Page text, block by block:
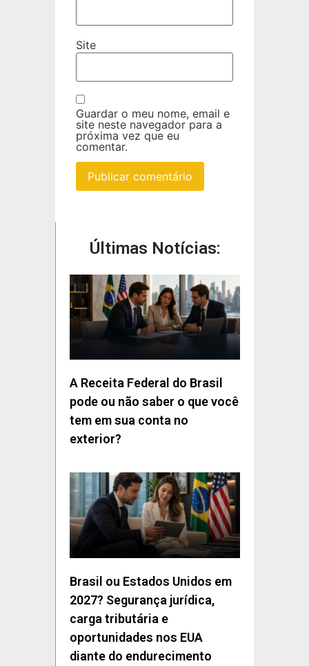
Site
Guardar o meu nome, email e
site neste navegador para a
próxima vez que eu
comentar.
Últimas Notícias:
A Receita Federal do Brasil
pode ou não saber o que você
tem em sua conta no
exterior?
Brasil ou Estados Unidos em
2027? Segurança jurídica,
carga tributária e
oportunidades nos EUA
diante do endurecimento